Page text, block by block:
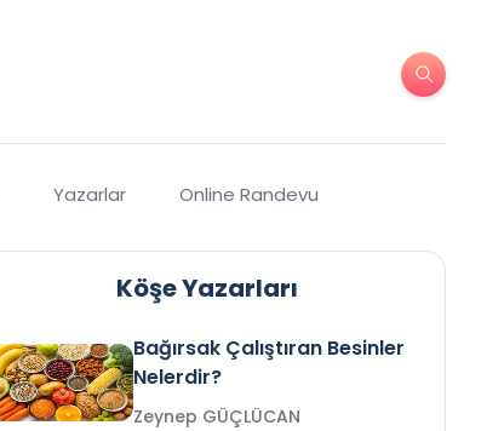
Yazarlar Online Randevu
Köşe Yazarları
Bağırsak Çalıştıran Besinler
Nelerdir?
Zeynep GÜÇLÜCAN